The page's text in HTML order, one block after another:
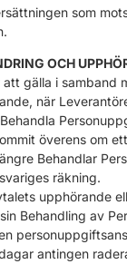
som
OCH
gälla i samband
när
överens om
Behandlar
räkning.
upphörande
Behandling av
antingen